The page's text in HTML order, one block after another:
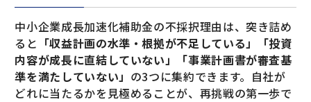
中小企業成長加速化補助金の不採択理由は、突き詰め
ると 「収益計画の水準・根拠が不足している」「投資
内容が成長に直結していない」「事業計画書が審査基
準を満たしていない」 の3つに集約できます。自社が
どれに当たるかを見極めることが、再挑戦の第一歩で